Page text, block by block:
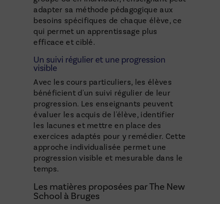
adapter sa méthode pédagogique aux
besoins spécifiques de chaque élève, ce
qui permet un apprentissage plus
efficace et ciblé.
Un suivi régulier et une progression
visible
Avec les cours particuliers, les élèves
bénéficient d'un suivi régulier de leur
progression. Les enseignants peuvent
évaluer les acquis de l'élève, identifier
les lacunes et mettre en place des
exercices adaptés pour y remédier. Cette
approche individualisée permet une
progression visible et mesurable dans le
temps.
Les matières proposées par The New
School à Bruges